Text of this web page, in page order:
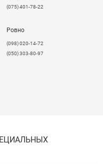
(075) 401-78-22
Ровно
(098) 020-14-72
(050) 303-80-97